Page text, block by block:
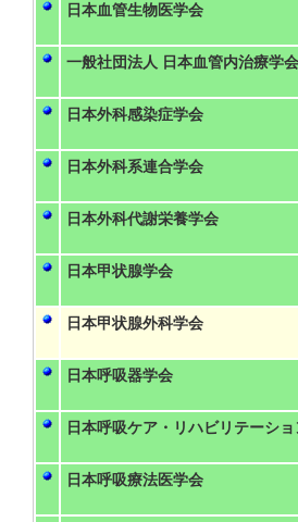
日本血管生物医学会
一般社団法人 日本血管内治療学会
日本外科感染症学会
日本外科系連合学会
日本外科代謝栄養学会
日本甲状腺学会
日本甲状腺外科学会
日本呼吸器学会
日本呼吸ケア・リハビリテーシ
日本呼吸療法医学会